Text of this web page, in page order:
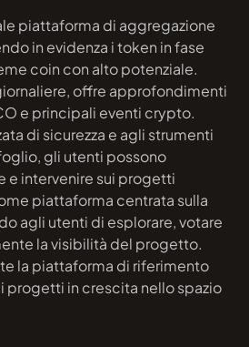
piattaforma di aggregazione
in evidenza i token in fase
coin con alto potenziale.
offre approfondimenti
e principali eventi crypto.
di sicurezza e agli strumenti
gli utenti possono
e intervenire sui progetti
piattaforma centrata sulla
agli utenti di esplorare, votare
la visibilità del progetto.
la piattaforma di riferimento
progetti in crescita nello spazio